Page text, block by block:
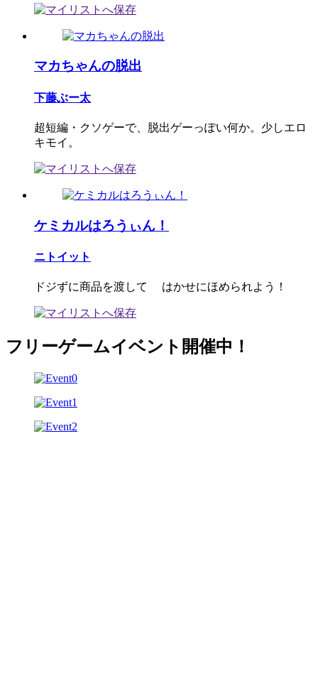
マカちゃんの脱出
下藤ぶー太
超短編・クソゲーで、脱出ゲーっぽい何か。少しエロ
キモイ。
ケミカルはろうぃん！
ニトイット
ドジずに商品を渡して はかせにほめられよう！
フリーゲームイベント開催中！